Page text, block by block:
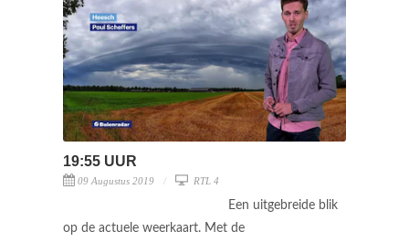
19:55 UUR
09 Augustus 2019 RTL 4
Een uitgebreide blik
op de actuele weerkaart. Met de